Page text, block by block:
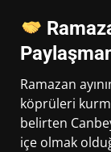
Ramazan
köprüleri
belirten
içe olmak